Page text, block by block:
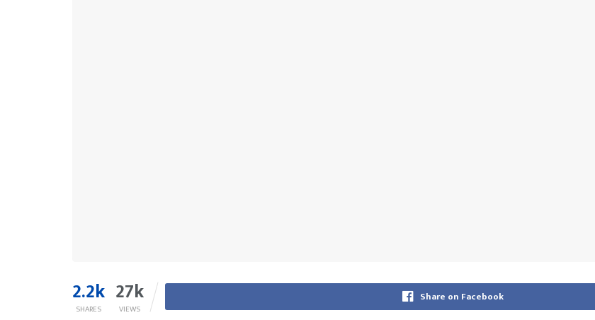
2.2k
SHARES
27k
VIEWS
Share on Facebook